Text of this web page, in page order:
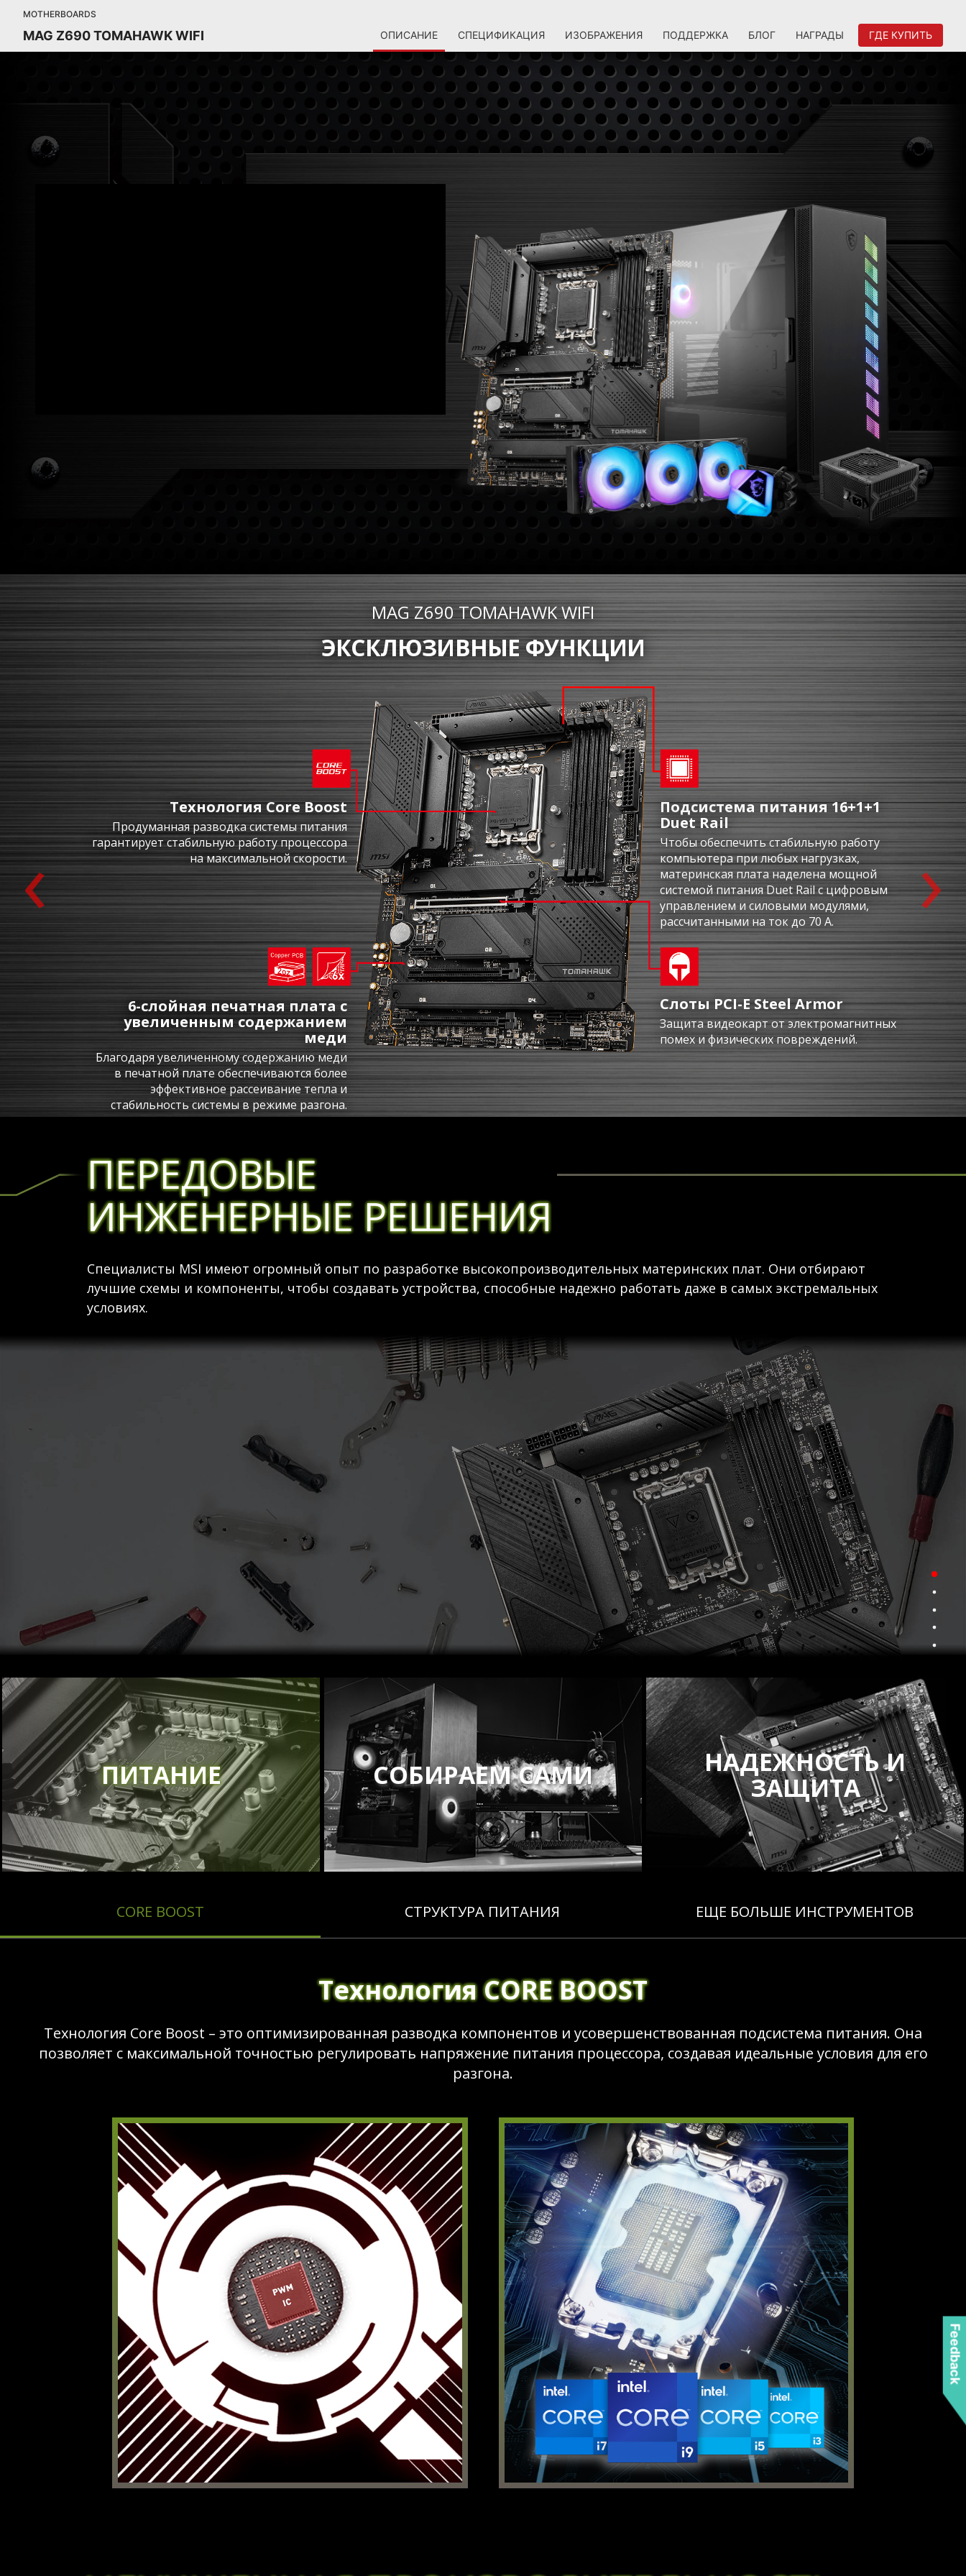
MOTHERBOARDS
MAG Z690 TOMAHAWK WIFI ОПИСАНИЕ СПЕЦИФИКАЦИЯ ИЗОБРАЖЕНИЯ ПОДДЕРЖКА БЛОГ НАГРАДЫ ГДЕ КУПИТЬ
MAG Z690 TOMAHAWK WIFI
ЭКСКЛЮЗИВНЫЕ ФУНКЦИИ
Технология Core Boost
Продуманная разводка системы питания
гарантирует стабильную работу процессора
на максимальной скорости.
6-слойная печатная плата с
увеличенным содержанием
меди
Благодаря увеличенному содержанию меди
в печатной плате обеспечиваются более
эффективное рассеивание тепла и
стабильность системы в режиме разгона.
Подсистема питания 16+1+1
Duet Rail
Чтобы обеспечить стабильную работу
компьютера при любых нагрузках,
материнская плата наделена мощной
системой питания Duet Rail с цифровым
управлением и силовыми модулями,
рассчитанными на ток до 70 А.
Слоты PCI-E Steel Armor
Защита видеокарт от электромагнитных
помех и физических повреждений.
‹ ›
ПЕРЕДОВЫЕ
ИНЖЕНЕРНЫЕ РЕШЕНИЯ
Специалисты MSI имеют огромный опыт по разработке высокопроизводительных материнских плат. Они отбирают
лучшие схемы и компоненты, чтобы создавать устройства, способные надежно работать даже в самых экстремальных
условиях.
ПИТАНИЕ СОБИРАЕМ САМИ НАДЕЖНОСТЬ И
ЗАЩИТА
CORE BOOST СТРУКТУРА ПИТАНИЯ ЕЩЕ БОЛЬШЕ ИНСТРУМЕНТОВ
Технология CORE BOOST
Технология Core Boost – это оптимизированная разводка компонентов и усовершенствованная подсистема питания. Она
позволяет с максимальной точностью регулировать напряжение питания процессора, создавая идеальные условия для его
разгона.
Feedback